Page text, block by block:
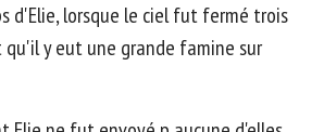
d'Elie, lorsque le ciel fut fermé trois
y eut une grande famine sur